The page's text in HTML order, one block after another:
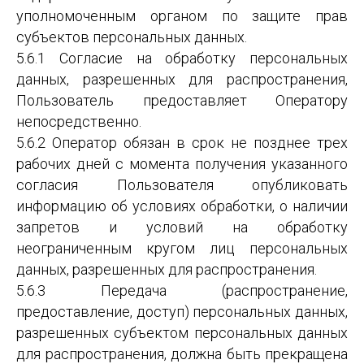
уполномоченным органом по защите прав
субъектов персональных данных.
5.6.1 Согласие на обработку персональных
данных, разрешенных для распространения,
Пользователь предоставляет Оператору
непосредственно.
5.6.2 Оператор обязан в срок не позднее трех
рабочих дней с момента получения указанного
согласия Пользователя опубликовать
информацию об условиях обработки, о наличии
запретов и условий на обработку
неограниченным кругом лиц персональных
данных, разрешенных для распространения.
5.6.3 Передача (распространение,
предоставление, доступ) персональных данных,
разрешенных субъектом персональных данных
для распространения, должна быть прекращена